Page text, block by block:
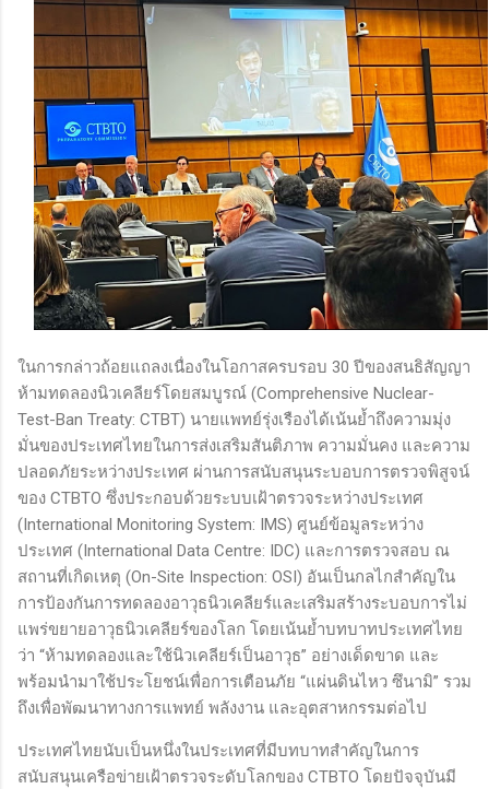
ในการกล่าวถ้อยแถลงเนื่องในโอกาสครบรอบ 30 ปีของสนธิสัญญา
ห้ามทดลองนิวเคลียร์โดยสมบูรณ์ (Comprehensive Nuclear-
Test-Ban Treaty: CTBT) นายแพทย์รุ่งเรืองได้เน้นย้ำถึงความมุ่ง
มั่นของประเทศไทยในการส่งเสริมสันติภาพ ความมั่นคง และความ
ปลอดภัยระหว่างประเทศ ผ่านการสนับสนุนระบอบการตรวจพิสูจน์
ของ CTBTO ซึ่งประกอบด้วยระบบเฝ้าตรวจระหว่างประเทศ
(International Monitoring System: IMS) ศูนย์ข้อมูลระหว่าง
ประเทศ (International Data Centre: IDC) และการตรวจสอบ ณ
สถานที่เกิดเหตุ (On-Site Inspection: OSI) อันเป็นกลไกสำคัญใน
การป้องกันการทดลองอาวุธนิวเคลียร์และเสริมสร้างระบอบการไม่
แพร่ขยายอาวุธนิวเคลียร์ของโลก โดยเน้นย้ำบทบาทประเทศไทย
ว่า “ห้ามทดลองและใช้นิวเคลียร์เป็นอาวุธ” อย่างเด็ดขาด และ
พร้อมนำมาใช้ประโยชน์เพื่อการเตือนภัย “แผ่นดินไหว ซึนามิ” รวม
ถึงเพื่อพัฒนาทางการแพทย์ พลังงาน และอุตสาหกรรมต่อไป
ประเทศไทยนับเป็นหนึ่งในประเทศที่มีบทบาทสำคัญในการ
สนับสนุนเครือข่ายเฝ้าตรวจระดับโลกของ CTBTO โดยปัจจุบันมี